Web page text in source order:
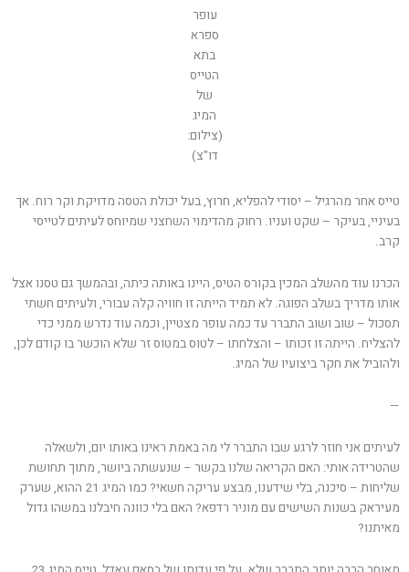
עופר
ספרא
בתא
הטייס
של
המיג
(צילום:
דו"צ)
טייס אחר מהרגיל – יסודי להפליא, חרוץ, בעל יכולת הטסה מדויקת וקר רוח. אך
בעיניי, בעיקר – שקט ועניו. רחוק מהדימוי השחצני שמיוחס לעיתים לטייסי
קרב.
הכרנו עוד מהשלב המכין בקורס הטיס, היינו באותה כיתה, ובהמשך גם טסנו אצל
אותו מדריך בשלב הפוגה. לא תמיד הייתה זו חוויה קלה עבורי, ולעיתים חשתי
תסכול – שוב ושוב התברר עד כמה עופר מצטיין, וכמה עוד נדרש ממני כדי
להצליח. הייתה זו זכותו – והצלחתו – לטוס במטוס זר שלא הוכשר בו קודם לכן,
ולהוביל את חקר ביצועיו של המיג.
—
לעיתים אני חוזר לרגע שבו התברר לי מה באמת ראינו באותו יום, ולשאלה
שהטרידה אותי: האם הקריאה שלנו בקשר – שנעשתה ביושר, מתוך תחושת
שליחות – סיכנה, בלי שידענו, מבצע עריקה חשאי? כמו המיג 21 ההוא, שערק
מעיראק בשנות השישים עם מוניר רדפא? האם בלי כוונה חיבלנו במשהו גדול
מאיתנו?